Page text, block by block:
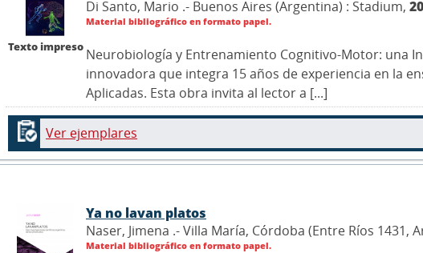
Texto impreso
Di Santo, Mario .- Buenos Aires (Argentina) : Stadium,
Material bibliográfico en formato papel.
Neurobiología y Entrenamiento Cognitivo-Motor: una
innovadora que integra 15 años de experiencia en la
Aplicadas. Esta obra invita al lector a [...]
Ver ejemplares
Ya no lavan platos
Naser, Jimena .- Villa María, Córdoba (Entre Ríos 1431,
Material bibliográfico en formato papel.